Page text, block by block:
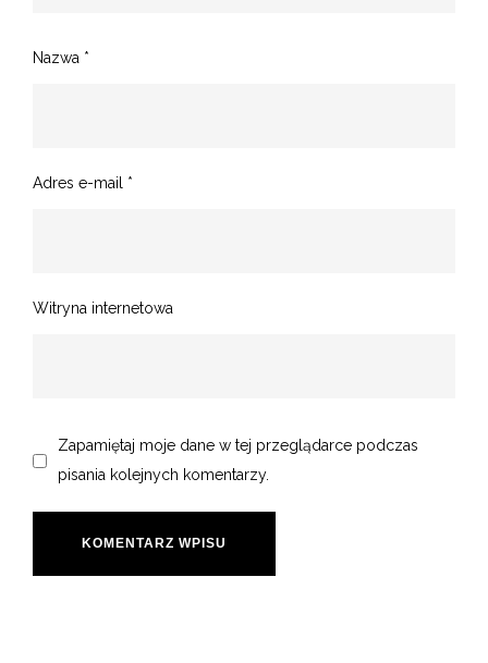
Nazwa *
Adres e-mail *
Witryna internetowa
Zapamiętaj moje dane w tej przeglądarce podczas
pisania kolejnych komentarzy.